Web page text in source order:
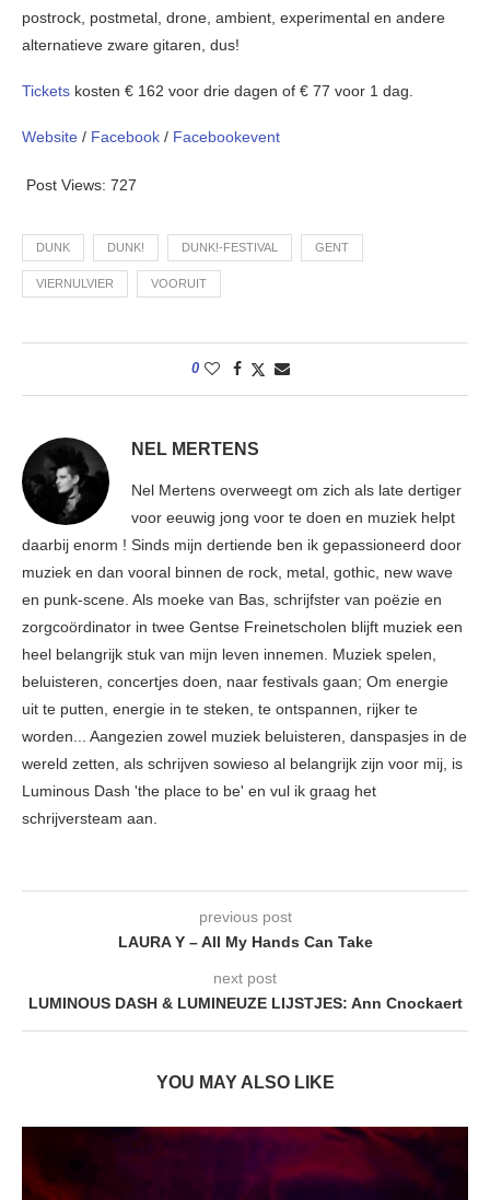
postrock, postmetal, drone, ambient, experimental en andere
alternatieve zware gitaren, dus!
Tickets kosten € 162 voor drie dagen of € 77 voor 1 dag.
Website / Facebook / Facebookevent
Post Views: 727
DUNK DUNK! DUNK!-FESTIVAL GENT
VIERNULVIER VOORUIT
0
NEL MERTENS
Nel Mertens overweegt om zich als late dertiger
voor eeuwig jong voor te doen en muziek helpt
daarbij enorm ! Sinds mijn dertiende ben ik gepassioneerd door
muziek en dan vooral binnen de rock, metal, gothic, new wave
en punk-scene. Als moeke van Bas, schrijfster van poëzie en
zorgcoördinator in twee Gentse Freinetscholen blijft muziek een
heel belangrijk stuk van mijn leven innemen. Muziek spelen,
beluisteren, concertjes doen, naar festivals gaan; Om energie
uit te putten, energie in te steken, te ontspannen, rijker te
worden... Aangezien zowel muziek beluisteren, danspasjes in de
wereld zetten, als schrijven sowieso al belangrijk zijn voor mij, is
Luminous Dash 'the place to be' en vul ik graag het
schrijversteam aan.
previous post
LAURA Y – All My Hands Can Take
next post
LUMINOUS DASH & LUMINEUZE LIJSTJES: Ann Cnockaert
YOU MAY ALSO LIKE